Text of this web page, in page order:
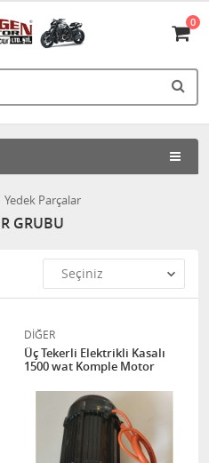
0
Yedek Parçalar
GRUBU
DİĞER
Üç Tekerli Elektrikli Kasalı
1500 wat Komple Motor